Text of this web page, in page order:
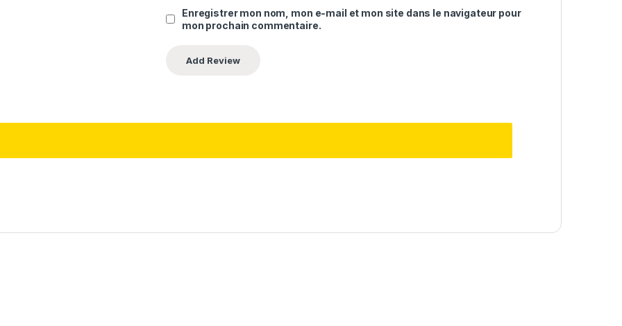
Enregistrer mon nom, mon e-mail et mon site dans le navigateur pour
mon prochain commentaire.